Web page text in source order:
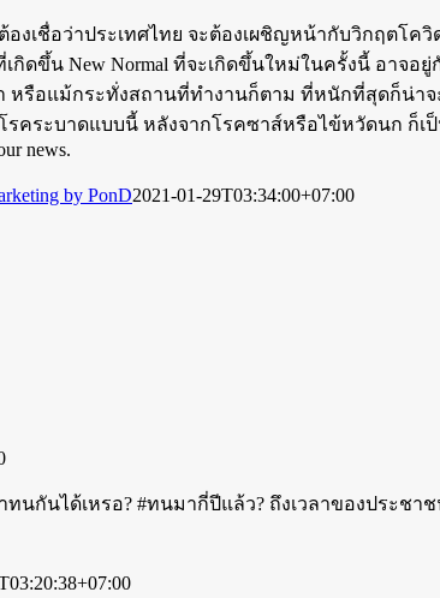
เชื่อว่าประเทศไทย จะต้องเผชิญหน้ากับวิกฤตโค
ขึ้น New Normal ที่จะเกิดขึ้นใหม่ในครั้งนี้ อาจอ
หรือแม้กระทั่งสถานที่ทำงานก็ตาม ที่หนักที่สุดก็น่า
รคระบาดแบบนี้ หลังจากโรคซาส์หรือไข้หวัดนก ก็
news.
by PonD2021-01-29T03:34:00+07:00
ทนกันได้เหรอ? #ทนมากี่ปีแล้ว? ถึงเวลาของประ